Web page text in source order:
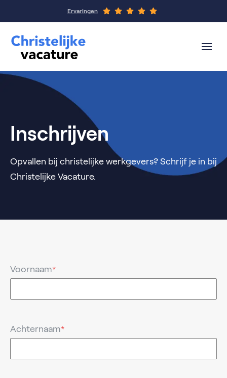
Ervaringen
Inschrijven
Opvallen bij christelijke werkgevers? Schrijf je in bij
Christelijke Vacature.
Voornaam*
Achternaam*